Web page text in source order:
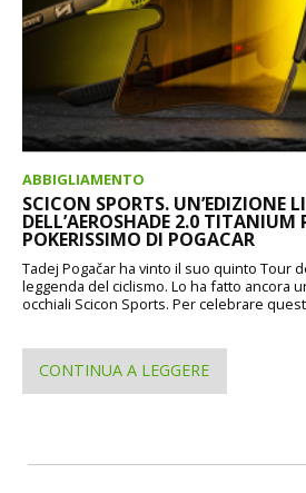
ABBIGLIAMENTO
SCICON SPORTS. UN’EDIZIONE
DELL’AEROSHADE 2.0 TITANIUM
POKERISSIMO DI POGACAR
Tadej Pogačar ha vinto il suo quinto Tour
leggenda del ciclismo. Lo ha fatto ancora
occhiali Scicon Sports. Per celebrare
CONTINUA A LEGGERE